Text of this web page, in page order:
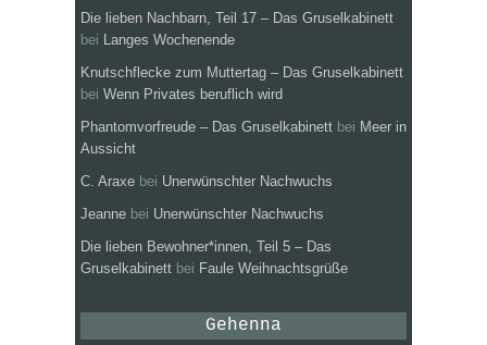
Die lieben Nachbarn, Teil 17 – Das Gruselkabinett
bei
Langes Wochenende
Knutschflecke zum Muttertag – Das Gruselkabinett
bei Wenn Privates beruflich wird
Phantomvorfreude – Das Gruselkabinett bei Meer in
Aussicht
C. Araxe bei Unerwünschter Nachwuchs
Jeanne bei Unerwünschter Nachwuchs
Die lieben Bewohner*innen, Teil 5 – Das
Gruselkabinett bei Faule Weihnachtsgrüße
Gehenna